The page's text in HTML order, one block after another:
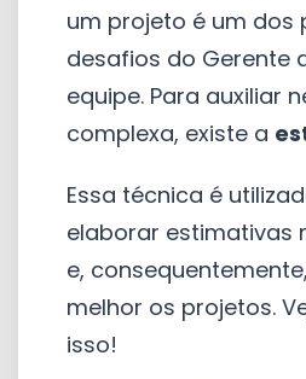
um projeto é um dos
desafios do Gerente
equipe. Para auxiliar
complexa, existe a
Essa técnica é
elaborar estimativas
e,
melhor os projetos.
isso!